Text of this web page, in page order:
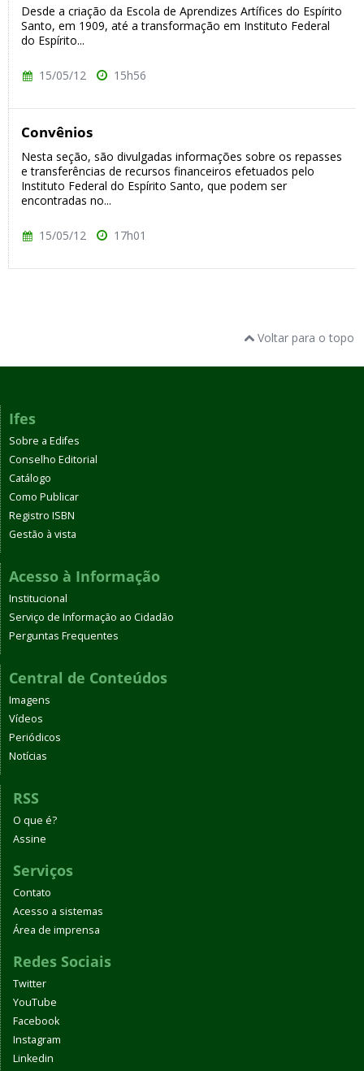
Desde a criação da Escola de Aprendizes Artífices do Espírito
Santo, em 1909, até a transformação em Instituto Federal
do Espírito...
15/05/12 15h56
Convênios
Nesta seção, são divulgadas informações sobre os repasses
e transferências de recursos financeiros efetuados pelo
Instituto Federal do Espírito Santo, que podem ser
encontradas no...
15/05/12 17h01
Voltar para o topo
Ifes
Sobre a Edifes
Conselho Editorial
Catálogo
Como Publicar
Registro ISBN
Gestão à vista
Acesso à Informação
Institucional
Serviço de Informação ao Cidadão
Perguntas Frequentes
Central de Conteúdos
Imagens
Vídeos
Periódicos
Notícias
RSS
O que é?
Assine
Serviços
Contato
Acesso a sistemas
Área de imprensa
Redes Sociais
Twitter
YouTube
Facebook
Instagram
Linkedin